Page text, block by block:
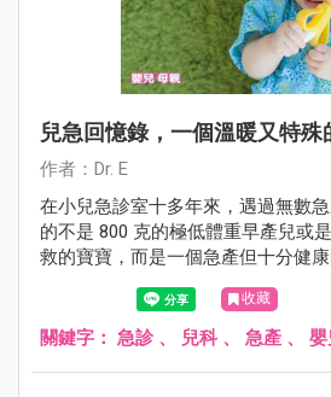
兒急回憶錄，一個溫暖又特殊
作者：Dr. E
在小兒急診室十多年來，遇過無數
的不是 800 克的極低體重早產兒或
救的寶寶，而是一個急產但十分健
程十分特殊，特殊到至今無法忘卻。
收藏
關鍵字： 急診 、 兒科、 急產 、 嬰